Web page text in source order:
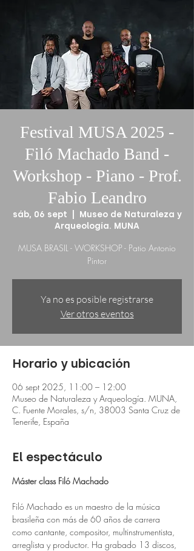
Festival MUSA 2025 -
Filó Machado Band -
Workshop - Piano - Prof.
Fabio Leandro
sáb, 06 sept
Museo de Naturaleza y
Arqueología. MUNA
MUSA BRASIL - WORKSHOP - Patio Antonio
Pintor
Ya no es posible registrarse
Ver otros eventos
Horario y ubicación
06 sept 2025, 11:00 – 12:00
Museo de Naturaleza y Arqueología. MUNA,
C. Fuente Morales, s/n, 38003 Santa Cruz de
Tenerife, España
El espectáculo
Máster class Filó Machado
Filó Machado es un maestro de la música
brasileña con más de 60 años de carrera
como cantante, compositor, multinstrumentista,
arreglista y productor. Ha grabado 13 discos,